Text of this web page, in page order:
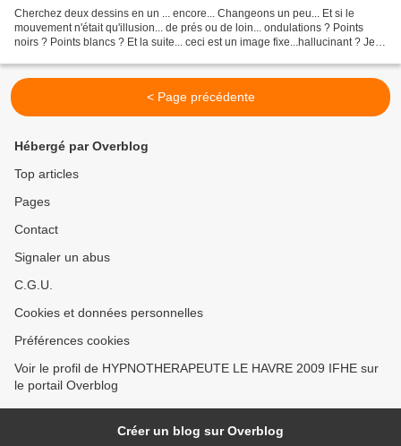
Cherchez deux dessins en un ... encore... Changeons un peu... Et si le
mouvement n'était qu'illusion... de prés ou de loin... ondulations ? Points
noirs ? Points blancs ? Et la suite... ceci est un image fixe...hallucinant ? Je
< Page précédente
Hébergé par Overblog
Top articles
Pages
Contact
Signaler un abus
C.G.U.
Cookies et données personnelles
Préférences cookies
Voir le profil de HYPNOTHERAPEUTE LE HAVRE 2009 IFHE sur
le portail Overblog
Créer un blog sur Overblog